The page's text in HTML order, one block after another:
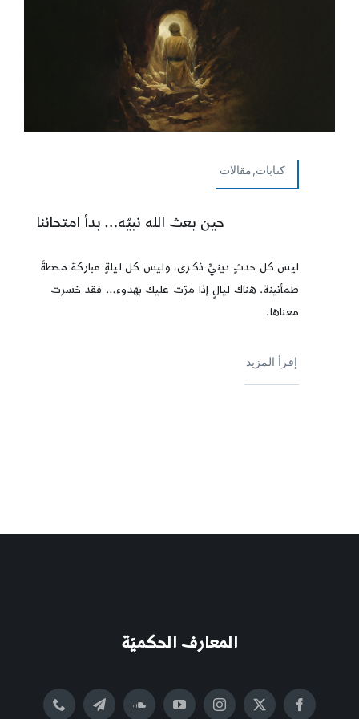
كتابات,مقالات
حين بعث الله نبيّه… بدأ امتحاننا
ليس كل حدثٍ دينيٍّ ذكرى، وليس كل ليلةٍ مباركة محطةَ
طمأنينة. هناك ليالٍ إذا مرّت عليك بهدوء… فقد خسرت
معناها.
إقرأ المزيد
المعارف الحكميّة